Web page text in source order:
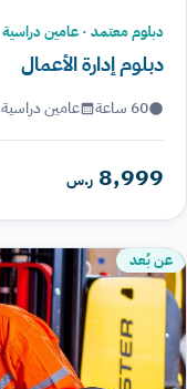
دبلوم معتمد · عامين دراسية
دبلوم إدارة الأعمال
60 ساعة عامين دراسية
8,999 ر.س
عن بُعد